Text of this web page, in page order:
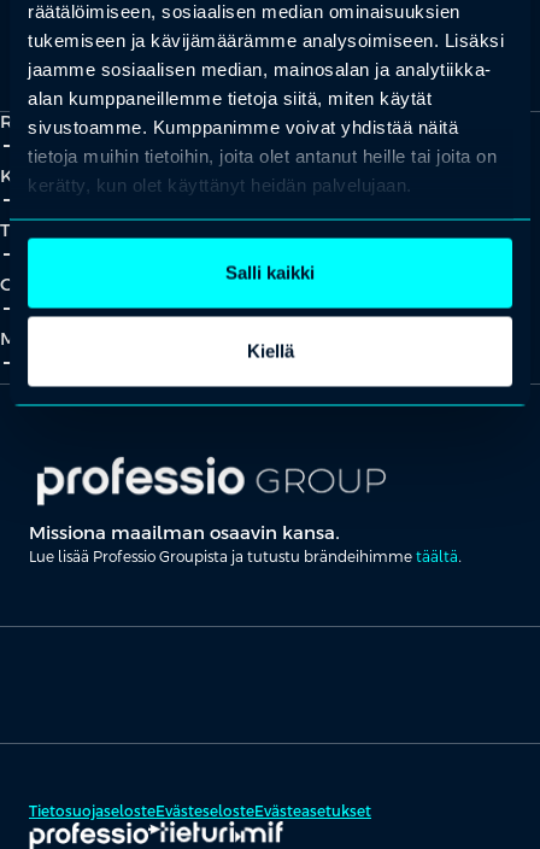
räätälöimiseen, sosiaalisen median ominaisuuksien
tukemiseen ja kävijämäärämme analysoimiseen. Lisäksi
jaamme sosiaalisen median, mainosalan ja analytiikka-
alan kumppaneillemme tietoja siitä, miten käytät
sivustoamme. Kumppanimme voivat yhdistää näitä
tietoja muihin tietoihin, joita olet antanut heille tai joita on
kerätty, kun olet käyttänyt heidän palvelujaan.
Salli kaikki
Kiellä
Kaikki yhteystiedot Yhteistyökumppaniksi?
Ratkaisut
add_2close
Koulutukset
add_2 close
Tapahtumat
add_2
Oivallukset
add_2close
Meistä
add_2
Missiona maailman osaavin kansa.
Lue lisää Professio Groupista ja tutustu brändeihimme täältä.
TietosuojaselosteEvästeselosteEvästeasetukset